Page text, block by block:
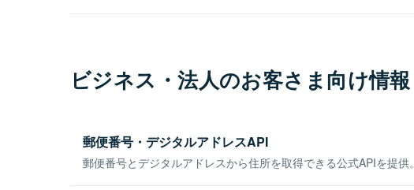
ビジネス・法人のお客さま向け情報
郵便番号・デジタルアドレスAPI
郵便番号とデジタルアドレスから住所を取得できる公式APIを提供。